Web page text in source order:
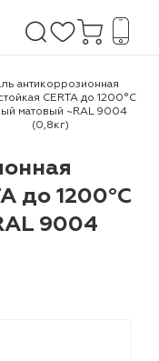
антикоррозионная
CERTA до 1200°С
матовый ~RAL 9004
(0,8кг)
до 1200°С
9004